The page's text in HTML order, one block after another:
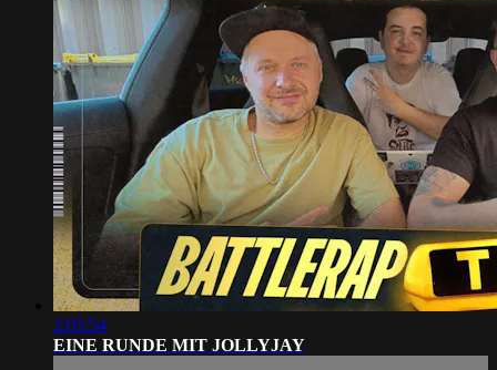
2:05:54
EINE RUNDE MIT JOLLYJAY